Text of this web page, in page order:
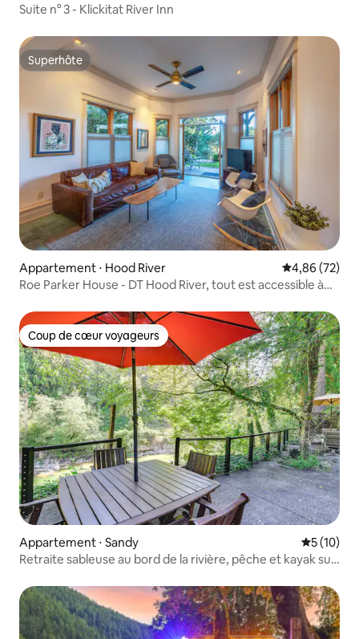
Suite n° 3 - Klickitat River Inn
Superhôte
Superhôte
Appartement ⋅ Hood River Évaluation
4,86 (72)
Roe Parker House - DT Hood River, tout est accessible à
Coup de cœur voyageurs
Coup de cœur voyageurs
Appartement ⋅ Sandy
5 (10)
Retraite sableuse au bord de la rivière, pêche et kayak sur